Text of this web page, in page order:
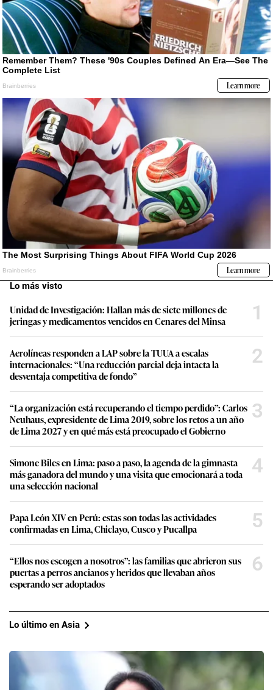
Lo más visto
Unidad de Investigación: Hallan más de siete millones de
jeringas y medicamentos vencidos en Cenares del Minsa
1
Aerolíneas responden a LAP sobre la TUUA a escalas
internacionales: “Una reducción parcial deja intacta la
desventaja competitiva de fondo”
2
“La organización está recuperando el tiempo perdido”: Carlos
Neuhaus, expresidente de Lima 2019, sobre los retos a un año
de Lima 2027 y en qué más está preocupado el Gobierno
3
Simone Biles en Lima: paso a paso, la agenda de la gimnasta
más ganadora del mundo y una visita que emocionará a toda
una selección nacional
4
Papa León XIV en Perú: estas son todas las actividades
confirmadas en Lima, Chiclayo, Cusco y Pucallpa
5
“Ellos nos escogen a nosotros”: las familias que abrieron sus
puertas a perros ancianos y heridos que llevaban años
esperando ser adoptados
6
Lo último en Asia